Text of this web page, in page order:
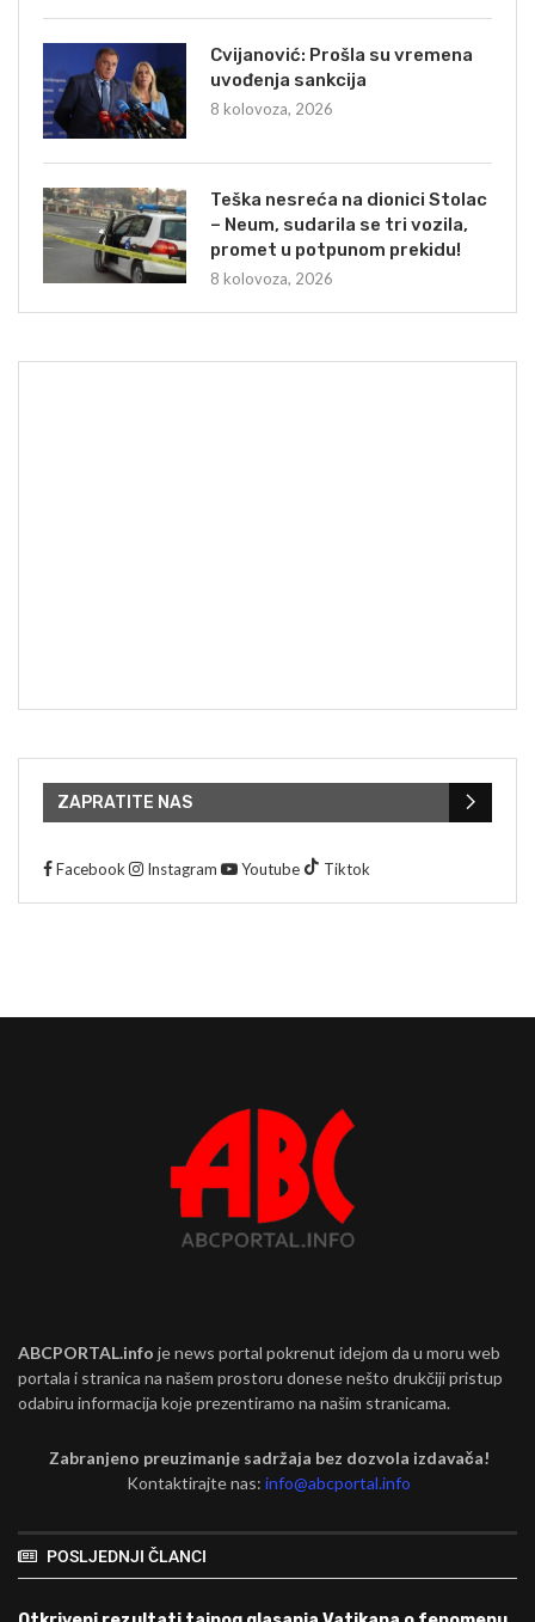
Cvijanović: Prošla su vremena
uvođenja sankcija
8 kolovoza, 2026
Teška nesreća na dionici Stolac
– Neum, sudarila se tri vozila,
promet u potpunom prekidu!
8 kolovoza, 2026
ZAPRATITE NAS
Facebook Instagram Youtube Tiktok
ABCPORTAL.info je news portal pokrenut idejom da u moru web
portala i stranica na našem prostoru donese nešto drukčiji pristup
odabiru informacija koje prezentiramo na našim stranicama.
Zabranjeno preuzimanje sadržaja bez dozvola izdavača!
Kontaktirajte nas:info@abcportal.info
POSLJEDNJI ČLANCI